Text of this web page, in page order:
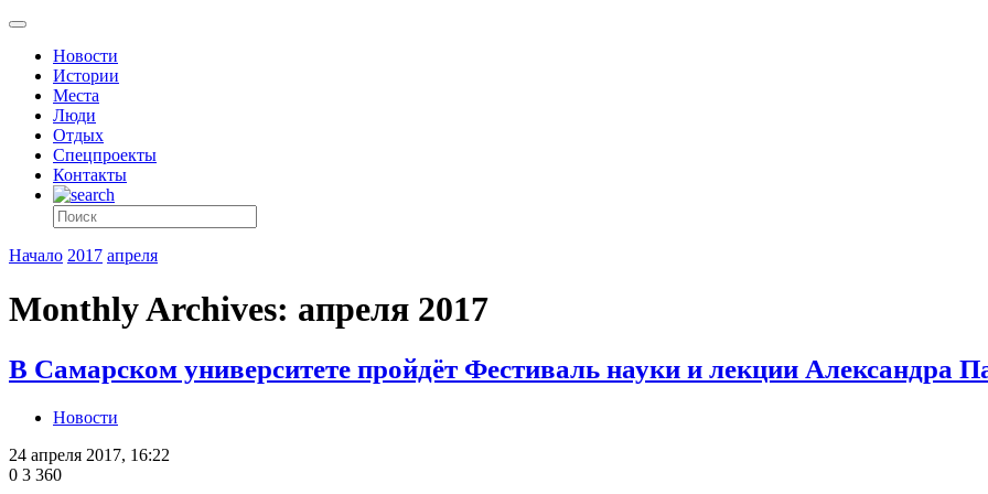
Новости
Истории
Места
Люди
Отдых
Спецпроекты
Контакты
Начало 2017 апреля
Monthly Archives: апреля 2017
В Самарском университете пройдёт Фестиваль науки и лекции Александра
Новости
24 апреля 2017, 16:22
0 3 360